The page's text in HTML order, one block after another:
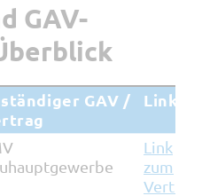
GAV-
GAV /
Link
Link
zum
Vertrag